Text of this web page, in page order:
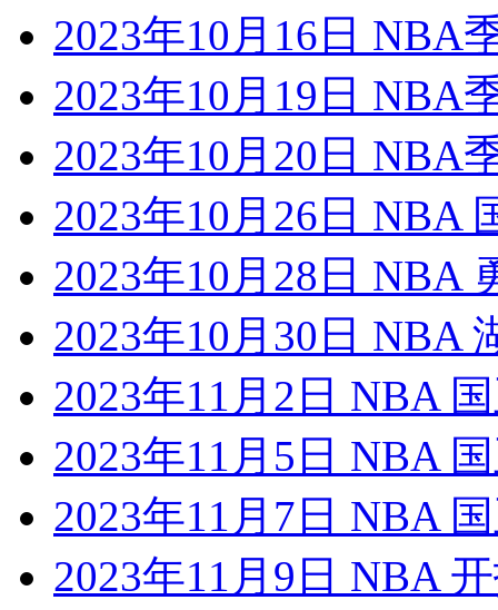
2023年10月16日 NBA
2023年10月19日 NBA
2023年10月20日 NBA
2023年10月26日 NBA
2023年10月28日 NBA
2023年10月30日 NBA
2023年11月2日 NBA
2023年11月5日 NBA
2023年11月7日 NBA
2023年11月9日 NBA